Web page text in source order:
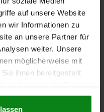
auf unsere Website
wir Informationen zu
an unsere Partner für
weiter. Unsere
möglicherweise mit
ihnen bereitgestellt
also bought